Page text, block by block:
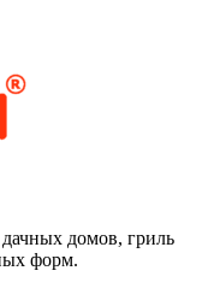
домов, гриль
форм.